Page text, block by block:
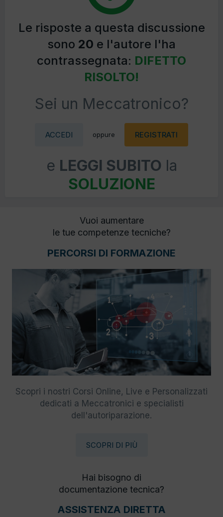
Le risposte a questa discussione
sono 20 e l'autore l'ha
contrassegnata: DIFETTO
RISOLTO!
Sei un Meccatronico?
ACCEDI oppure REGISTRATI
e LEGGI SUBITO la
SOLUZIONE
Vuoi aumentare
le tue competenze tecniche?
PERCORSI DI FORMAZIONE
Scopri i nostri Corsi Online, Live e Personalizzati
dedicati a Meccatronici e specialisti
dell'autoriparazione.
SCOPRI DI PIÙ
Hai bisogno di
documentazione tecnica?
ASSISTENZA DIRETTA